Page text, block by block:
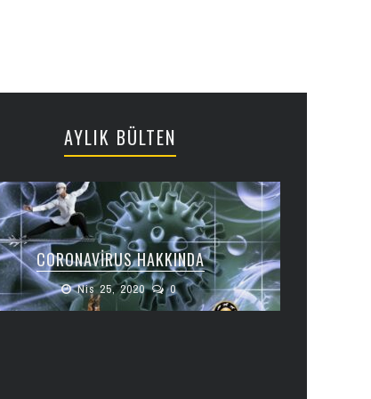
AYLIK BÜLTEN
CORONAVIRUS HAKKINDA
Nis 25, 2020 0